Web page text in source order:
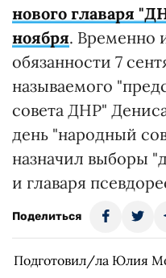
нового главаря
ноября. Временно
обязанности 7
называемого
совета ДНР"
день "народный
назначил выборы
и главаря
Поделиться
Подготовил/ла Юлия